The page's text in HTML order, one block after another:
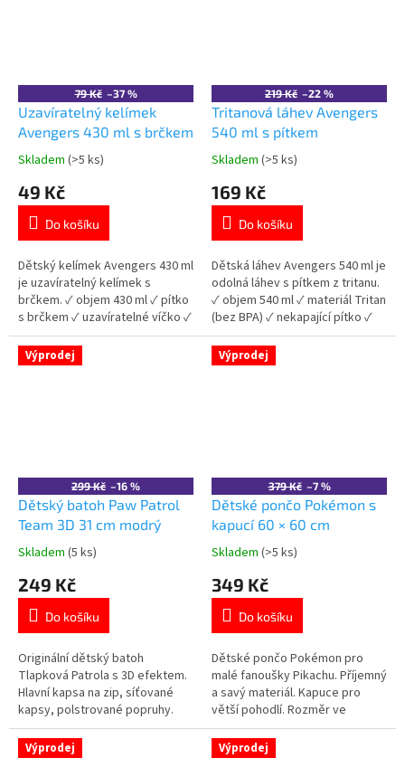
79 Kč –37 %
Uzavíratelný kelímek
Avengers 430 ml s brčkem
Průměrné
produktu
5,0
5
hvězdiček.
Skladem (>5 ks)
49 Kč
Do košíku
Dětský kelímek Avengers 430 ml
je uzavíratelný kelímek s
brčkem. ✓ objem 430 ml ✓ pítko
s brčkem ✓ uzavíratelné víčko ✓
plast bez BPA 👉 Více produktů
Avengers
219 Kč –22 %
Tritanová láhev Avengers
540 ml s pítkem
Průměrné
produktu
5,0
5
hvězdiček.
Skladem (>5 ks)
169 Kč
Do košíku
Dětská láhev Avengers 540 ml je
odolná láhev s pítkem z tritanu.
✓ objem 540 ml ✓ materiál Tritan
(bez BPA) ✓ nekapající pítko ✓
licencovaný motiv Avengers 👉
Více produktů Avengers
Výprodej
299 Kč –16 %
Dětský batoh Paw Patrol
Team 3D 31 cm modrý
Průměrné
produktu
5,0
5
hvězdiček.
Skladem (5 ks)
249 Kč
Do košíku
Originální dětský batoh
Tlapková Patrola s 3D efektem.
Hlavní kapsa na zip, síťované
kapsy, polstrované popruhy.
Rozměry 26×31×11 cm. Více
produktů s motivem
👉 TLAPKOVÉ PATROLY
Výprodej
379 Kč –7 %
Dětské pončo Pokémon s
kapucí 60 × 60 cm
Průměrné
produktu
5,0
5
hvězdiček.
Skladem (>5 ks)
349 Kč
Do košíku
Dětské pončo Pokémon pro
malé fanoušky Pikachu. Příjemný
a savý materiál. Kapuce pro
větší pohodlí. Rozměr ve
složeném stavu: 60 × 60 cm.
Certifikace Oeko-Tex Standard
100. 👉 Více produktů Pokémon
Výprodej Výprodej